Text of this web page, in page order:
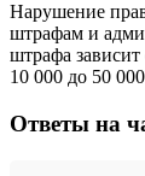
Нарушение
штрафам и
штрафа
10 000 до 50
Ответы на